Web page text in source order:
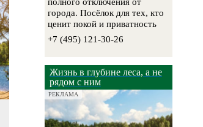
города. Посёлок для тех, кто
ценит покой и приватность
+7 (495) 121-30-26
Жизнь в глубине леса, а не
рядом с ним
РЕКЛАМА